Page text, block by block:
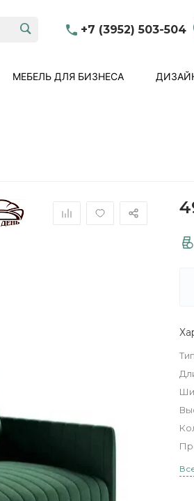
+7 (3952) 503-504
МЕБЕЛЬ ДЛЯ БИЗНЕСА